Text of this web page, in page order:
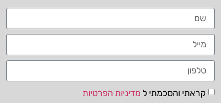
קראתי והסכמתי ל מדיניות הפרטיות